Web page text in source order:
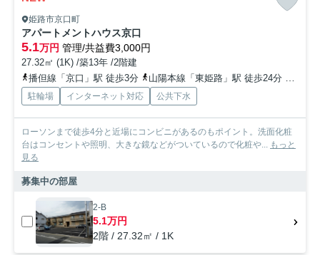
姫路市京口町
アパートメントハウス京口
5.1万円 管理/共益費3,000円
27.32㎡ (1K) /築13年 /2階建
播但線「京口」駅 徒歩3分
山陽本線「東姫路」駅 徒歩24分
駐輪場 インターネット対応 公共下水
ローソンまで徒歩4分と近場にコンビニがあるのもポイント。洗面化粧
台はコンセントや照明、大きな鏡などがついているので化粧や... もっと
見る
募集中の部屋
2-B
5.1万円
2階 / 27.32㎡ / 1K